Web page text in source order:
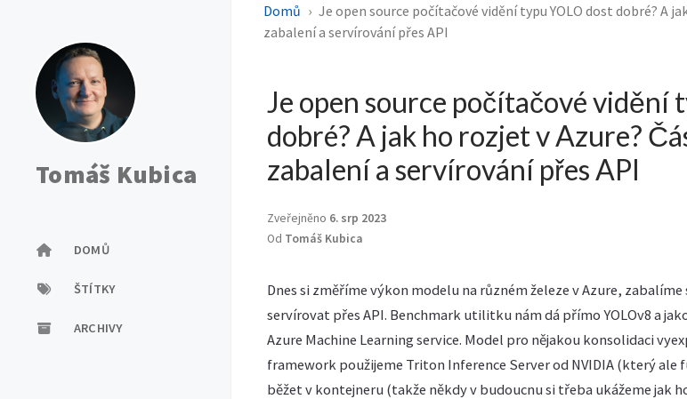
Tomáš Kubica
DOMŮ
ŠTÍTKY
ARCHIVY
Domů
Je open source počítačové vidění typu YOLO dost dobré? A
zabalení a servírování přes API
Je open source počítačové vidění
dobré? A jak ho rozjet v Azure?
zabalení a servírování přes API
Zveřejněno 6. srp 2023
Od Tomáš Kubica
Dnes si změříme výkon modelu na různém železe v Azure,
servírovat přes API. Benchmark utilitku nám dá přímo YOLOv8 a
Azure Machine Learning service. Model pro nějakou konsolidaci
framework použijeme Triton Inference Server od NVIDIA (který ale
běžet v kontejneru (takže někdy v budoucnu si třeba ukážeme jak